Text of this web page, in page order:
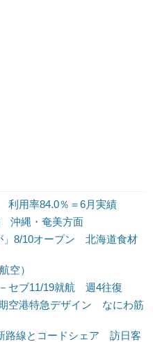
利用率84.0％＝6月実績
沖縄・奄美方面
」8/10オープン 北海道食材
空）
セブ11/19就航 週4往復
空港特急デザイン なにわ筋
路線とコードシェア 訪日客